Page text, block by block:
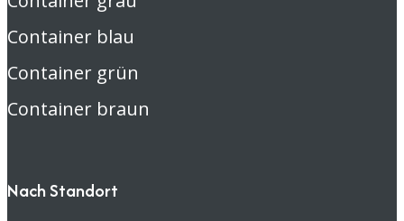
Container blau
Container grün
Container braun
Nach Standort